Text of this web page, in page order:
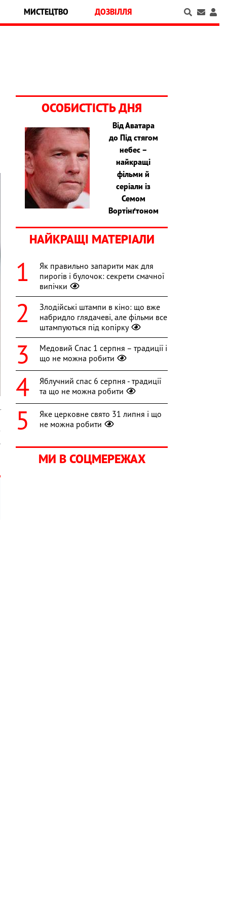
МИСТЕЦТВО ДОЗВІЛЛЯ
ОСОБИСТІСТЬ ДНЯ
Від Аватара
до Під стягом
небес –
найкращі
фільми й
серіали із
Семом
Вортінґтоном
НАЙКРАЩІ МАТЕРІАЛИ
Як правильно запарити мак для
пирогів і булочок: секрети смачної
випічки
Злодійські штампи в кіно: що вже
набридло глядачеві, але фільми все
штампуються під копірку
Медовий Спас 1 серпня – традиції і
що не можна робити
Яблучний спас 6 серпня - традиції
та що не можна робити
Яке церковне свято 31 липня і що
не можна робити
МИ В СОЦМЕРЕЖАХ